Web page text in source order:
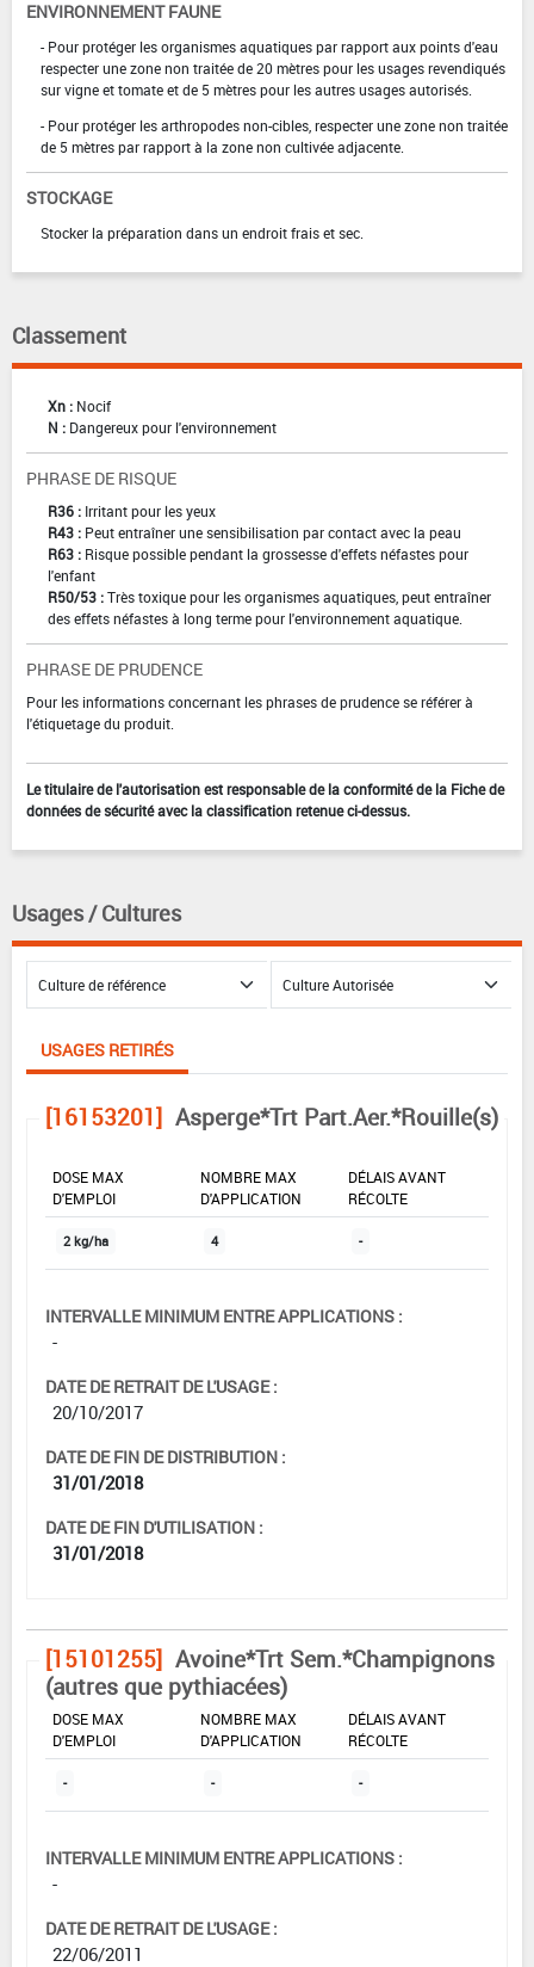
ENVIRONNEMENT FAUNE
- Pour protéger les organismes aquatiques par rapport aux points d'eau
respecter une zone non traitée de 20 mètres pour les usages revendiqués
sur vigne et tomate et de 5 mètres pour les autres usages autorisés.
- Pour protéger les arthropodes non-cibles, respecter une zone non traitée
de 5 mètres par rapport à la zone non cultivée adjacente.
STOCKAGE
Stocker la préparation dans un endroit frais et sec.
Classement
Xn : Nocif
N : Dangereux pour l'environnement
PHRASE DE RISQUE
R36 : Irritant pour les yeux
R43 : Peut entraîner une sensibilisation par contact avec la peau
R63 : Risque possible pendant la grossesse d'effets néfastes pour
l'enfant
R50/53 :Très toxique pour les organismes aquatiques, peut entraîner
des effets néfastes à long terme pour l'environnement aquatique.
PHRASE DE PRUDENCE
Pour les informations concernant les phrases de prudence se référer à
l'étiquetage du produit.
Le titulaire de l'autorisation est responsable de la conformité de la Fiche de
données de sécurité avec la classification retenue ci-dessus.
Usages / Cultures
USAGES RETIRÉS
[16153201] Asperge*Trt Part.Aer.*Rouille(s)
DOSE MAX
D'EMPLOI
NOMBRE MAX
D'APPLICATION
DÉLAIS AVANT
RÉCOLTE
2 kg/ha 4 -
INTERVALLE MINIMUM ENTRE APPLICATIONS :
-
DATE DE RETRAIT DE L'USAGE :
20/10/2017
DATE DE FIN DE DISTRIBUTION :
31/01/2018
DATE DE FIN D'UTILISATION :
31/01/2018
[15101255] Avoine*Trt Sem.*Champignons
(autres que pythiacées)
DOSE MAX
D'EMPLOI
NOMBRE MAX
D'APPLICATION
DÉLAIS AVANT
RÉCOLTE
- - -
INTERVALLE MINIMUM ENTRE APPLICATIONS :
-
DATE DE RETRAIT DE L'USAGE :
22/06/2011